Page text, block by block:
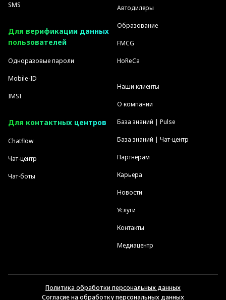
SMS
Для верификации данных
пользователей
Одноразовые пароли
Mobile-ID
IMSI
Для контактных центров
Chatflow
Чат-центр
Чат-боты
Автодилеры
Образование
FMCG
HoReCa
Наши клиенты
О компании
База знаний | Pulse
База знаний | Чат-центр
Партнерам
Карьера
Новости
Услуги
Контакты
Медиацентр
Политика обработки персональных данных
Согласие на обработку персональных данных